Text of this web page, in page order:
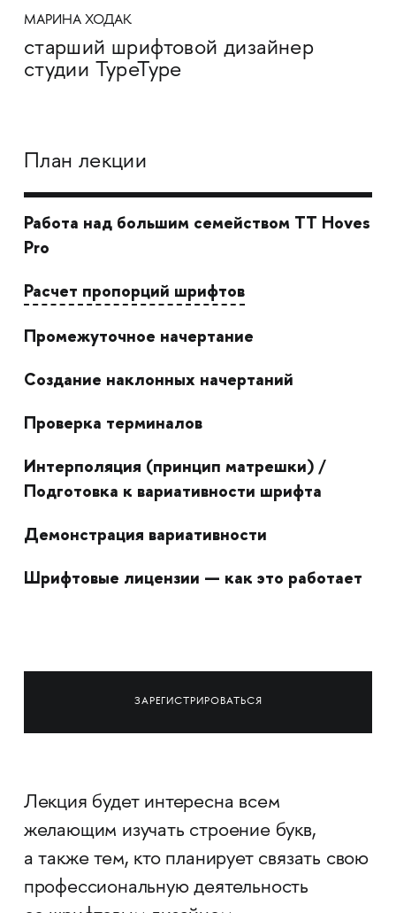
МАРИНА ХОДАК
старший шрифтовой дизайнер
студии TypeType
План лекции
Работа над большим семейством TT Hoves
Pro
Расчет пропорций шрифтов
Промежуточное начертание
Создание наклонных начертаний
Проверка терминалов
Интерполяция (принцип матрешки) /
Подготовка к вариативности шрифта
Демонстрация вариативности
Шрифтовые лицензии — как это работает
ЗАРЕГИСТРИРОВАТЬСЯ
Лекция будет интересна всем
желающим изучать строение букв,
а также тем, кто планирует связать свою
профессиональную деятельность